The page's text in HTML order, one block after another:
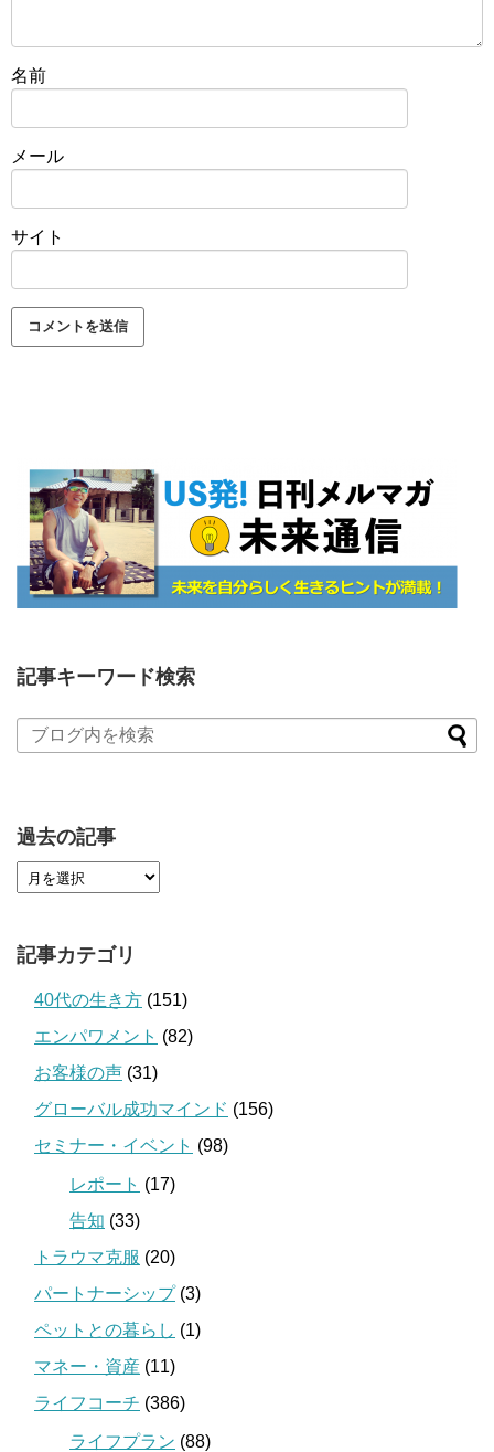
名前
メール
サイト
記事キーワード検索
過去の記事
記事カテゴリ
40代の生き方 (151)
エンパワメント (82)
お客様の声 (31)
グローバル成功マインド (156)
セミナー・イベント (98)
レポート (17)
告知 (33)
トラウマ克服 (20)
パートナーシップ(3)
ペットとの暮らし (1)
マネー・資産 (11)
ライフコーチ (386)
ライフプラン (88)